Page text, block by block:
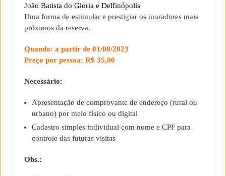
João Batista do Gloria e Delfinópolis
Uma forma de estimular e prestigiar os moradores mais
próximos da reserva.
Quando: a partir de 01/08/2023
Preço por pessoa: R$ 35,00
Necessário:
Apresentação de comprovante de endereço (rural ou
urbano) por meio físico ou digital
Cadastro simples individual com nome e CPF para
controle das futuras visitas
Obs.: